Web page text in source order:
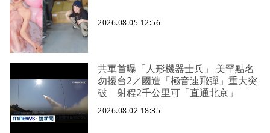
2026.08.05 12:56
共軍首曝「人形機器士兵」 美罕點名
勿擾台2／國造「極音速飛彈」重大突
破 射程2千公里可「直通北京」
2026.08.02 18:35